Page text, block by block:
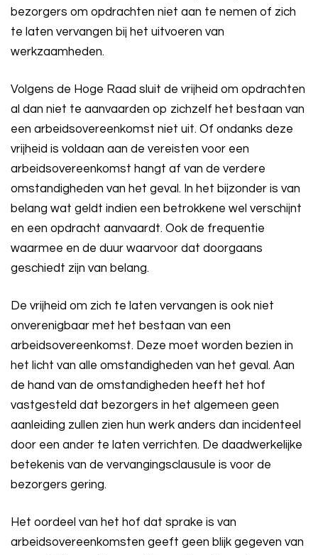
bezorgers om opdrachten niet aan te nemen of zich
te laten vervangen bij het uitvoeren van
werkzaamheden.
Volgens de Hoge Raad sluit de vrijheid om opdrachten
al dan niet te aanvaarden op zichzelf het bestaan van
een arbeidsovereenkomst niet uit. Of ondanks deze
vrijheid is voldaan aan de vereisten voor een
arbeidsovereenkomst hangt af van de verdere
omstandigheden van het geval. In het bijzonder is van
belang wat geldt indien een betrokkene wel verschijnt
en een opdracht aanvaardt. Ook de frequentie
waarmee en de duur waarvoor dat doorgaans
geschiedt zijn van belang.
De vrijheid om zich te laten vervangen is ook niet
onverenigbaar met het bestaan van een
arbeidsovereenkomst. Deze moet worden bezien in
het licht van alle omstandigheden van het geval. Aan
de hand van de omstandigheden heeft het hof
vastgesteld dat bezorgers in het algemeen geen
aanleiding zullen zien hun werk anders dan incidenteel
door een ander te laten verrichten. De daadwerkelijke
betekenis van de vervangingsclausule is voor de
bezorgers gering.
Het oordeel van het hof dat sprake is van
arbeidsovereenkomsten geeft geen blijk gegeven van